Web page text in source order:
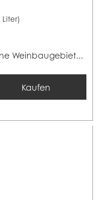
Liter)
Weinbaugebiet...
Kaufen